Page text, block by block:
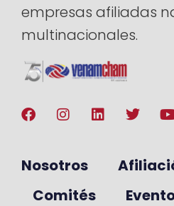
empresas afiliadas
multinacionales.
Nosotros
Comités